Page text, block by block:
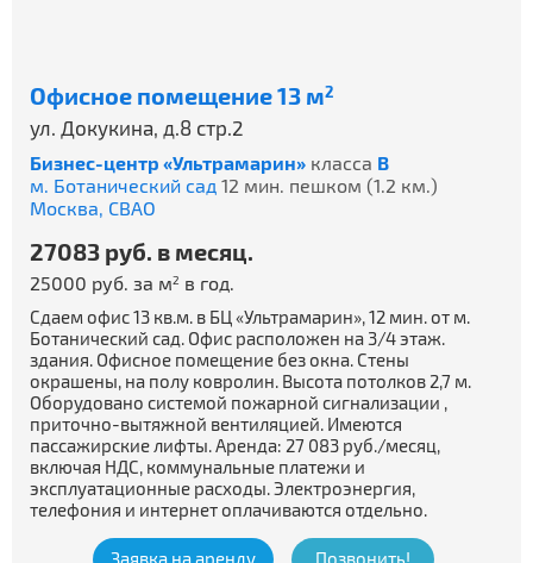
Офисное помещение 13 м2
ул. Докукина, д.8 стр.2
Бизнес-центр «Ультрамарин» класса B
м. Ботанический сад 12 мин. пешком (1.2 км.)
Москва, СВАО
27083 руб. в месяц.
25000 руб. за м2 в год.
Сдаем офис 13 кв.м. в БЦ «Ультрамарин», 12 мин. от м.
Ботанический сад. Офис расположен на 3/4 этаж.
здания. Офисное помещение без окна. Стены
окрашены, на полу ковролин. Высота потолков 2,7 м.
Оборудовано системой пожарной сигнализации ,
приточно-вытяжной вентиляцией. Имеются
пассажирские лифты. Аренда: 27 083 руб./месяц,
включая НДС, коммунальные платежи и
эксплуатационные расходы. Электроэнергия,
телефония и интернет оплачиваются отдельно.
Заявка на аренду Позвонить!